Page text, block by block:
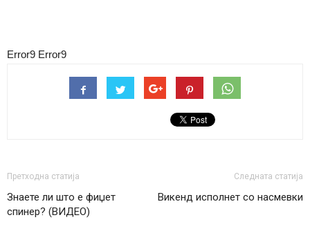
Error9 Error9
Претходна статија
Знаете ли што е фиџет
спинер? (ВИДЕО)
Следната статија
Викенд исполнет со насмевки